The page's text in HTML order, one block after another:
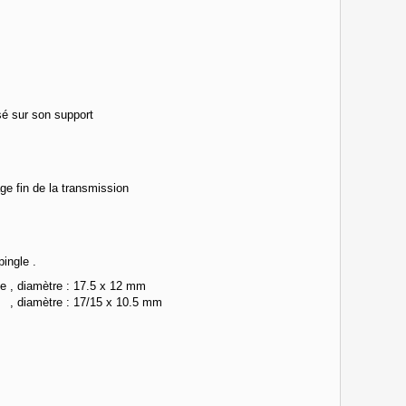
sur son support
fin de la transmission
.
, diamètre : 17.5 x 12 mm
17/15 x 10.5 mm